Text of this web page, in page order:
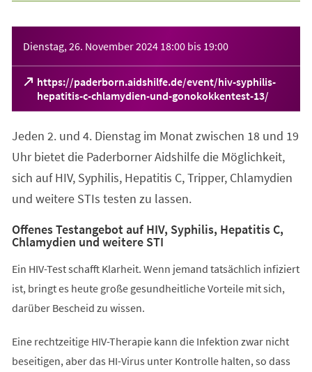
Dienstag, 26. November 2024 18:00 bis 19:00
https://paderborn.aidshilfe.de/event/hiv-syphilis-
hepatitis-c-chlamydien-und-gonokokkentest-13/
(Öffnet
in
neuen
Tab)
Jeden 2. und 4. Dienstag im Monat zwischen 18 und 19
Uhr bietet die Paderborner Aidshilfe die Möglichkeit,
sich auf HIV, Syphilis, Hepatitis C, Tripper, Chlamydien
und weitere STIs testen zu lassen.
Offenes Testangebot auf HIV, Syphilis, Hepatitis C,
Chlamydien und weitere STI
Ein HIV-Test schafft Klarheit. Wenn jemand tatsächlich infiziert
ist, bringt es heute große gesundheitliche Vorteile mit sich,
darüber Bescheid zu wissen.
Eine rechtzeitige HIV-Therapie kann die Infektion zwar nicht
beseitigen, aber das HI-Virus unter Kontrolle halten, so dass